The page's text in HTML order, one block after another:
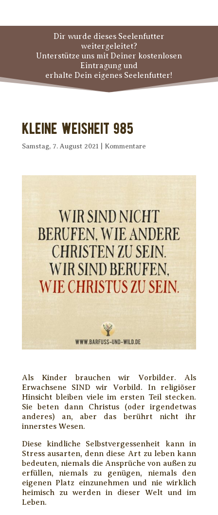
Dir wurde dieses Seelenfutter
weitergeleitet?
Unterstütze uns mit Deiner kostenlosen
Eintragung und
erhalte Dein eigenes Seelenfutter!
Kleine Weisheit 985
Samstag, 7. August 2021 Kommentare
Als Kinder brauchen wir Vorbilder. Als
Erwachsene SIND wir Vorbild. In religiöser
Hinsicht bleiben viele im ersten Teil stecken.
Sie beten dann Christus (oder irgendetwas
anderes) an, aber das berührt nicht ihr
innerstes Wesen.
Diese kindliche Selbstvergessenheit kann in
Stress ausarten, denn diese Art zu leben kann
bedeuten, niemals die Ansprüche von außen zu
erfüllen, niemals zu genügen, niemals den
eigenen Platz einzunehmen und nie wirklich
heimisch zu werden in dieser Welt und im
Leben.